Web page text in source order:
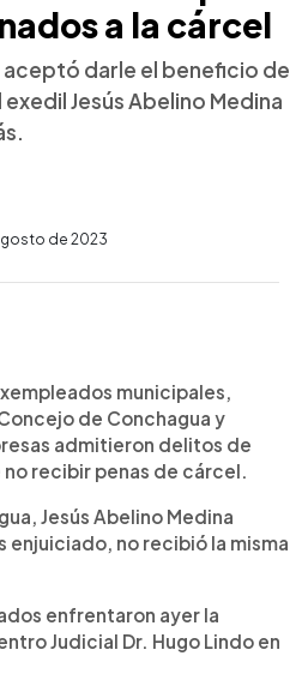
a la cárcel
aceptó darle el beneficio de
Jesús Abelino Medina
de 2023
municipales,
de Conchagua y
admitieron delitos de
recibir penas de cárcel.
Jesús Abelino Medina
enjuiciado, no recibió la misma
enfrentaron ayer la
Judicial Dr. Hugo Lindo en